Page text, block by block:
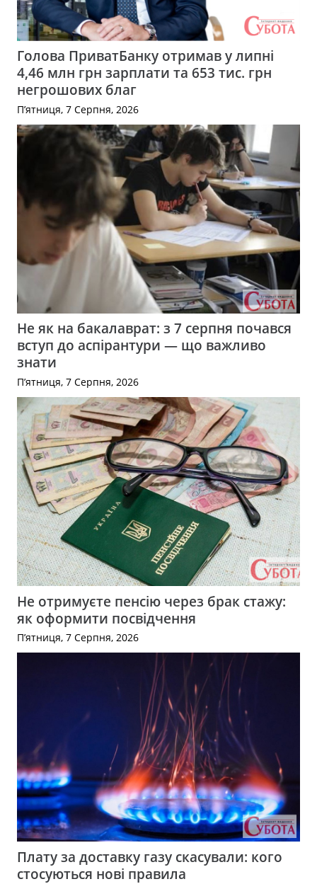
Голова ПриватБанку отримав у липні
4,46 млн грн зарплати та 653 тис. грн
негрошових благ
П’ятниця, 7 Серпня, 2026
Не як на бакалаврат: з 7 серпня почався
вступ до аспірантури — що важливо
знати
П’ятниця, 7 Серпня, 2026
Не отримуєте пенсію через брак стажу:
як оформити посвідчення
П’ятниця, 7 Серпня, 2026
Плату за доставку газу скасували: кого
стосуються нові правила